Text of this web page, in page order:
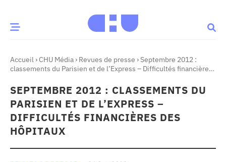
MOMENT
Innovation
& patrimoine Patient
Accueil › CHU Média › Revues de presse › Septembre 2012 :
classements du Parisien et de l’Express – Difficultés financières
SEPTEMBRE 2012 : CLASSEMENTS DU
PARISIEN ET DE L’EXPRESS –
DIFFICULTÉS FINANCIÈRES DES
HÔPITAUX